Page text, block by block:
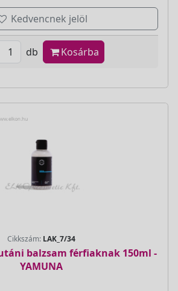
Kedvencnek jelöl
db Kosárba
Cikkszám: LAK_7/34
balzsam férfiaknak 150ml -
YAMUNA